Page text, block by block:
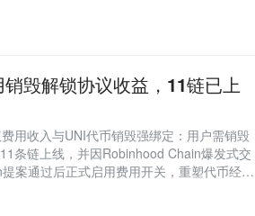
毁解锁协议收益，11链已上
用收入与UNI代币销毁强绑定：用户需销毁
条链上线，并因Robinhood Chain爆发式交
案通过后正式启用费用开关，重塑代币经济